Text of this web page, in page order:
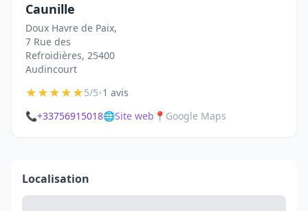
Caunille
Doux Havre de Paix,
7 Rue des
Refroidières, 25400
Audincourt
★★★★★5/5•1 avis
📞+33756915018🌐Site web 📍 Google Maps
Localisation